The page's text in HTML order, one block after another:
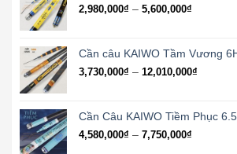
2,120,000₫
2,980,000₫ – 5,600,000₫
Cần câu KAIWO Tầm Vương
3,730,000₫ – 12,010,000₫
Cần Câu KAIWO Tiềm Phục
4,580,000₫ – 7,750,000₫